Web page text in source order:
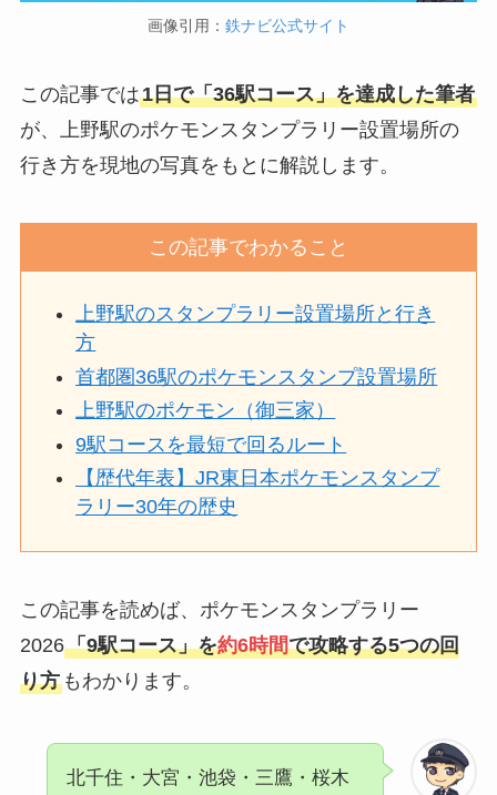
画像引用： 鉄ナビ公式サイト
この記事では1日で「36駅コース」を達成した筆者
が、上野駅のポケモンスタンプラリー設置場所の
行き方を現地の写真をもとに解説します。
この記事でわかること
上野駅のスタンプラリー設置場所と行き
方
首都圏36駅のポケモンスタンプ設置場所
上野駅のポケモン（御三家）
9駅コースを最短で回るルート
【歴代年表】JR東日本ポケモンスタンプ
ラリー30年の歴史
この記事を読めば、ポケモンスタンプラリー
2026「9駅コース」を約6時間で攻略する5つの回
り方もわかります。
北千住・大宮・池袋・三鷹・桜木